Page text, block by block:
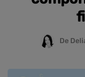
De